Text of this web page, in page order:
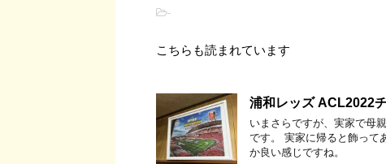
-
こちらも読まれています
浦和レッズ ACL2022
いまさらですが、実家で母
です。 実家に帰ると飾って
か良い感じですね。